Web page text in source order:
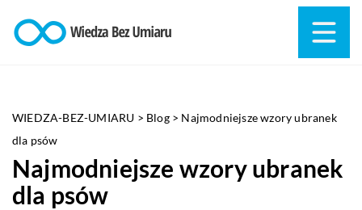
WIEDZA-BEZ-UMIARU > Blog> Najmodniejsze wzory ubranek
dla psów
Najmodniejsze wzory ubranek
dla psów